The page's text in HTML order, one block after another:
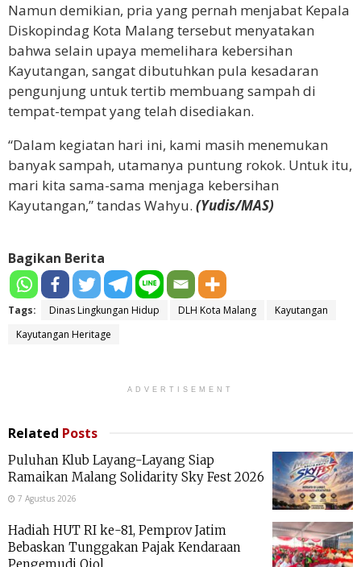
Namun demikian, pria yang pernah menjabat Kepala
Diskopindag Kota Malang tersebut menyatakan
bahwa selain upaya memelihara kebersihan
Kayutangan, sangat dibutuhkan pula kesadaran
pengunjung untuk tertib membuang sampah di
tempat-tempat yang telah disediakan.
“Dalam kegiatan hari ini, kami masih menemukan
banyak sampah, utamanya puntung rokok. Untuk itu,
mari kita sama-sama menjaga kebersihan
Kayutangan,” tandas Wahyu. (Yudis/MAS)
Bagikan Berita
Tags: Dinas Lingkungan Hidup DLH Kota Malang
Kayutangan
Kayutangan Heritage
ADVERTISEMENT
Related Posts
Puluhan Klub Layang-Layang Siap
Ramaikan Malang Solidarity Sky Fest 2026
7 Agustus 2026
Hadiah HUT RI ke-81, Pemprov Jatim
Bebaskan Tunggakan Pajak Kendaraan
Pengemudi Ojol